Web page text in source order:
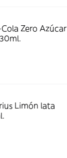
Zero Azúcar
Limón lata